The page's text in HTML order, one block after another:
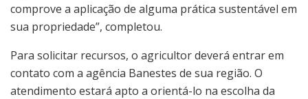
comprove a aplicação de alguma prática sustentável em
sua propriedade”, completou.
Para solicitar recursos, o agricultor deverá entrar em
contato com a agência Banestes de sua região. O
atendimento estará apto a orientá-lo na escolha da